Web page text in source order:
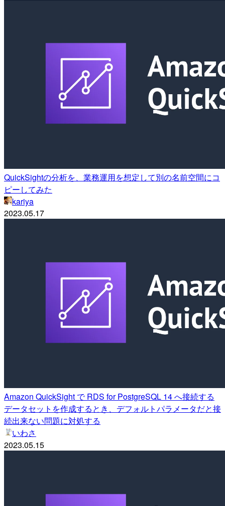
QuickSightの分析を、業務運用を想定して別の名前空間にコ
ピーしてみた
kariya
2023.05.17
Amazon QuickSight で RDS for PostgreSQL 14 へ接続する
データセットを作成するとき、デフォルトパラメータだと接
続出来ない問題に対処する
いわさ
2023.05.15